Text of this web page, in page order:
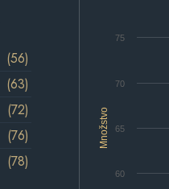
Množstvo
60
65
70
75
(56)
(63)
(72)
(76)
(78)